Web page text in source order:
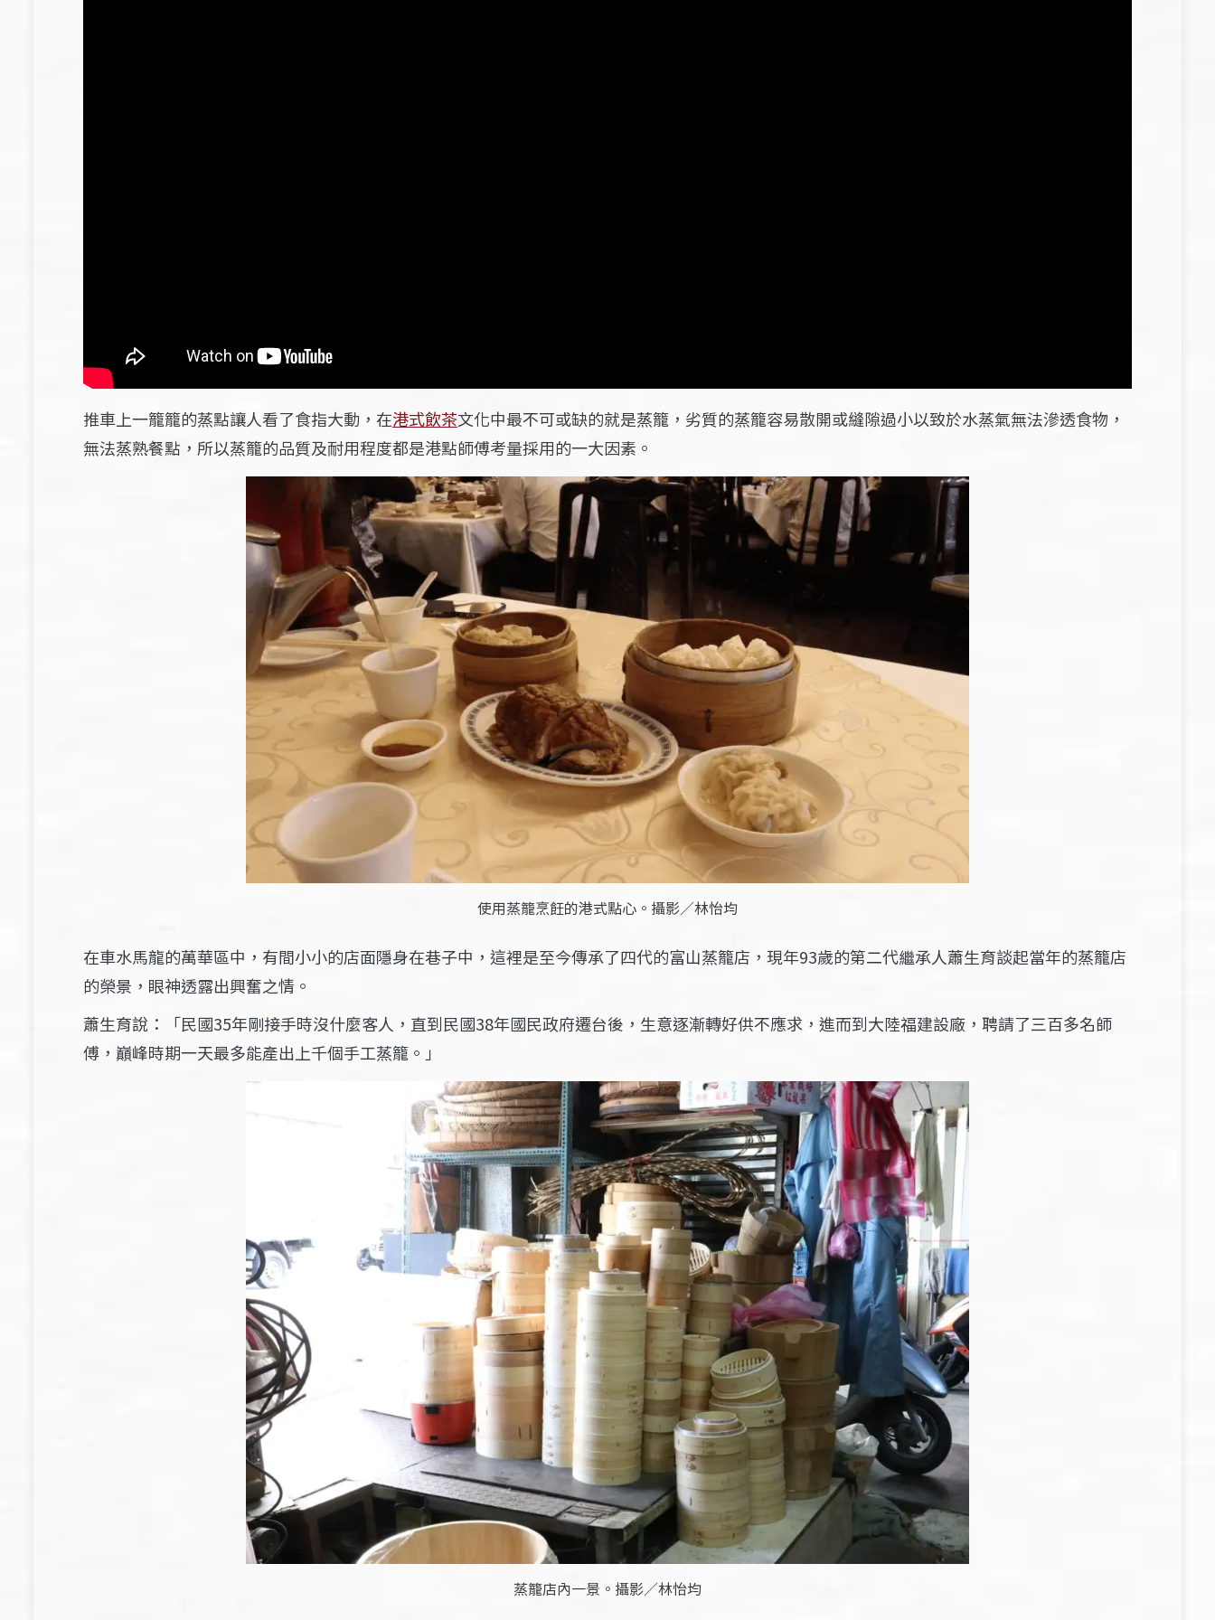
推車上一籠籠的蒸點讓人看了食指大動，在港式飲茶文化中最不可或缺的就是蒸籠，劣質的蒸籠容易散開或縫隙過小以致於水蒸氣無法滲透食物，
無法蒸熟餐點，所以蒸籠的品質及耐用程度都是港點師傅考量採用的一大因素。
使用蒸籠烹飪的港式點心。攝影／林怡均
在車水馬龍的萬華區中，有間小小的店面隱身在巷子中，這裡是至今傳承了四代的富山蒸籠店，現年93歲的第二代繼承人蕭生育談起當年的蒸籠店
的榮景，眼神透露出興奮之情。
蕭生育說：「民國35年剛接手時沒什麼客人，直到民國38年國民政府遷台後，生意逐漸轉好供不應求，進而到大陸福建設廠，聘請了三百多名師
傅，巔峰時期一天最多能產出上千個手工蒸籠。」
蒸籠店內一景。攝影／林怡均